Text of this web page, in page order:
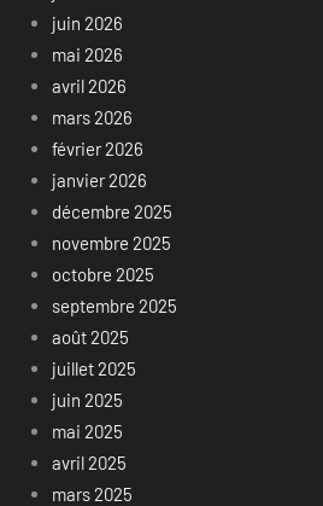
juin 2026
mai 2026
avril 2026
mars 2026
février 2026
janvier 2026
décembre 2025
novembre 2025
octobre 2025
septembre 2025
août 2025
juillet 2025
juin 2025
mai 2025
avril 2025
mars 2025